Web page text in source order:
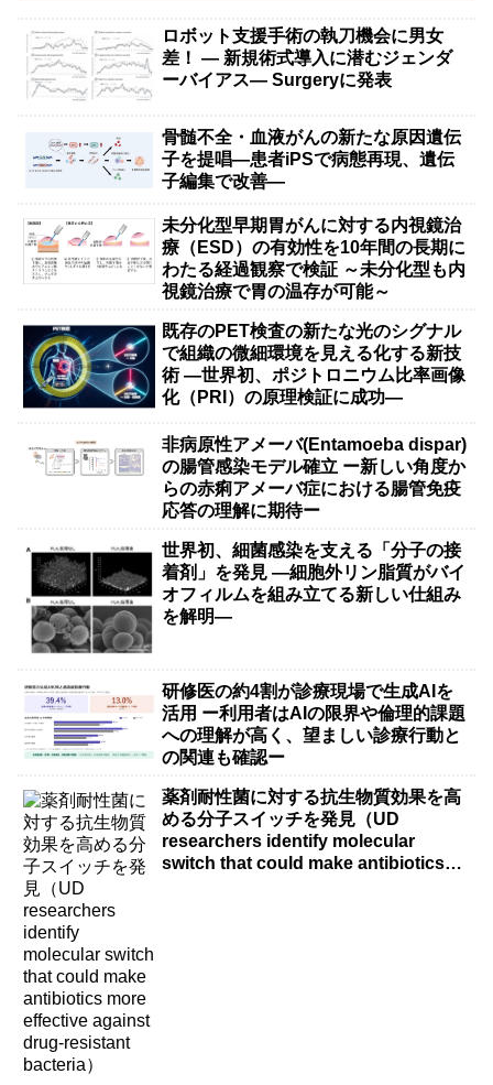
ロボット支援手術の執刀機会に男女
差！ — 新規術式導入に潜むジェンダ
ーバイアス— Surgeryに発表
骨髄不全・血液がんの新たな原因遺伝
子を提唱―患者iPSで病態再現、遺伝
子編集で改善―
未分化型早期胃がんに対する内視鏡治
療（ESD）の有効性を10年間の長期に
わたる経過観察で検証 ～未分化型も内
視鏡治療で胃の温存が可能～
既存のPET検査の新たな光のシグナル
で組織の微細環境を見える化する新技
術 ―世界初、ポジトロニウム比率画像
化（PRI）の原理検証に成功―
非病原性アメーバ(Entamoeba dispar)
の腸管感染モデル確立 ー新しい角度か
らの赤痢アメーバ症における腸管免疫
応答の理解に期待ー
世界初、細菌感染を支える「分子の接
着剤」を発見 ―細胞外リン脂質がバイ
オフィルムを組み立てる新しい仕組み
を解明―
研修医の約4割が診療現場で生成AIを
活用 ー利用者はAIの限界や倫理的課題
への理解が高く、望ましい診療行動と
の関連も確認ー
薬剤耐性菌に対する抗生物質効果を高
める分子スイッチを発見（UD
researchers identify molecular
switch that could make antibiotics